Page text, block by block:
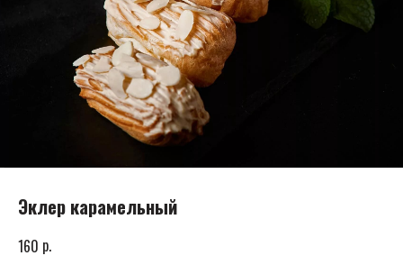
Эклер карамельный
160 р.